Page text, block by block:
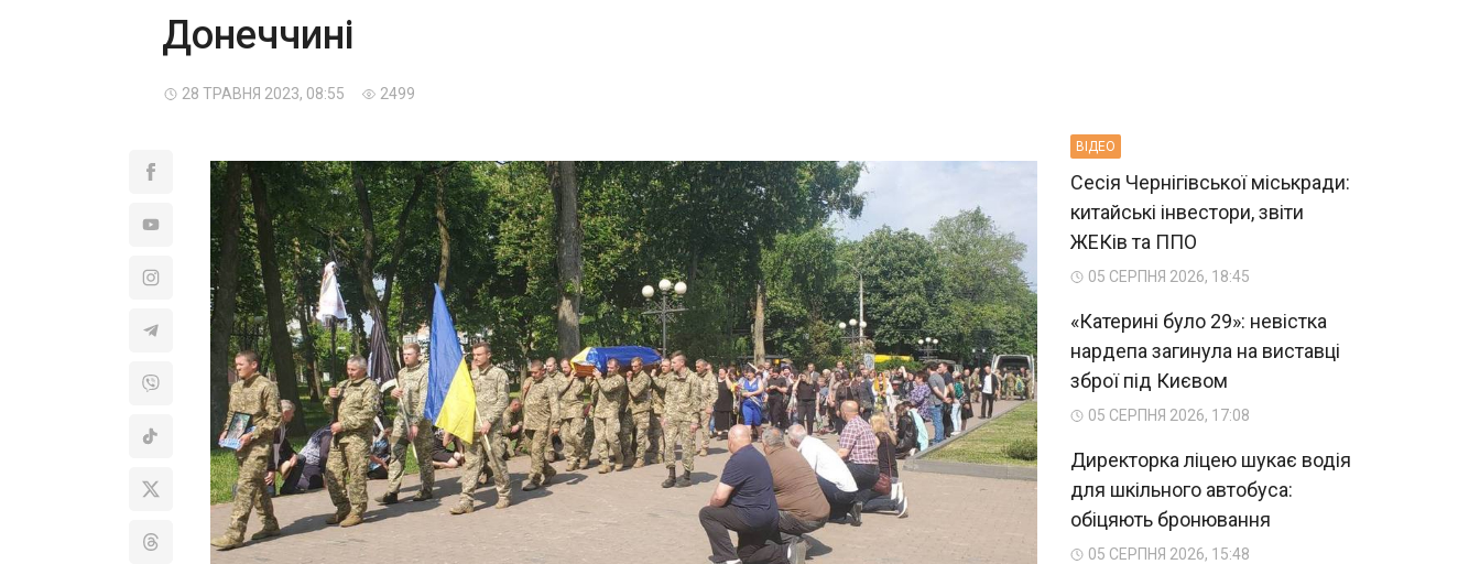
Донеччині
28 ТРАВНЯ 2023, 08:55 2499
ВIДЕО
Сесія Чернігівської міськради:
китайські інвестори, звіти
ЖЕКів та ППО
05 СЕРПНЯ 2026, 18:45
«Катерині було 29»: невістка
нардепа загинула на виставці
зброї під Києвом
05 СЕРПНЯ 2026, 17:08
Директорка ліцею шукає водія
для шкільного автобуса:
обіцяють бронювання
05 СЕРПНЯ 2026, 15:48